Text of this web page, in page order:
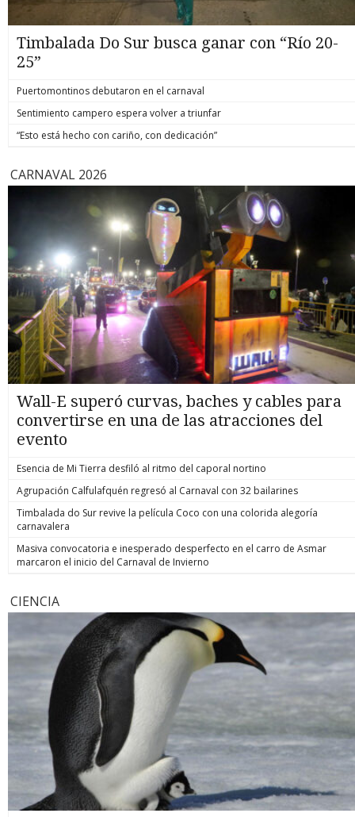
Timbalada Do Sur busca ganar con “Río 20-
25”
Puertomontinos debutaron en el carnaval
Sentimiento campero espera volver a triunfar
“Esto está hecho con cariño, con dedicación”
CARNAVAL 2026
Wall-E superó curvas, baches y cables para
convertirse en una de las atracciones del
evento
Esencia de Mi Tierra desfiló al ritmo del caporal nortino
Agrupación Calfulafquén regresó al Carnaval con 32 bailarines
Timbalada do Sur revive la película Coco con una colorida alegoría
carnavalera
Masiva convocatoria e inesperado desperfecto en el carro de Asmar
marcaron el inicio del Carnaval de Invierno
CIENCIA